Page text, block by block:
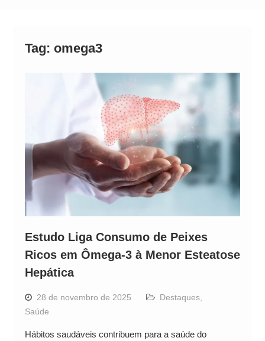
Tag: omega3
Estudo Liga Consumo de Peixes
Ricos em Ômega-3 à Menor Esteatose
Hepática
28 de novembro de 2025 Destaques,
Saúde
Hábitos saudáveis contribuem para a saúde do